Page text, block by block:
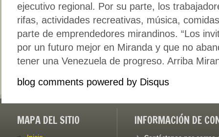
ejecutivo regional. Por su parte, los
rifas, actividades recreativas, música,
parte de emprendedores mirandinos. “Los
por un futuro mejor en Miranda y que no
tener una Venezuela de progreso. Arriba
blog comments powered by Disqus
MAPA DEL SITIO INFORMACIÓN DE